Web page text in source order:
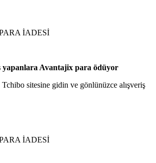
İADESİ
yapanlara Avantajix para ödüyor
sitesine gidin ve gönlünüzce alışveriş
İADESİ